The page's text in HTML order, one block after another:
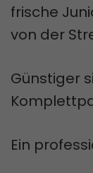
frische
von der
Günstiger
Ein